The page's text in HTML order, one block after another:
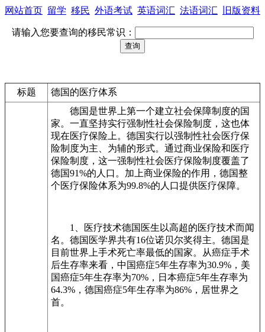
网站首页 留学 移民 外语考试 英语词汇 法语词汇 旧版资料
请输入您要查询的移民常识：
标题 德国的医疗体系
德国是世界上第一个建立社会保障制度的国
家。一直坚持实行强制性社会保险制度，这也体
现在医疗保险上。德国实行以强制性社会医疗保
险制度为主、为辅的形式。通过商业保险和医疗
保险制度，这一强制性社会医疗保险制度覆盖了
德国91%的人口。加上商业保险的作用，德国整
个医疗保险体系为99.8%的人口提供医疗保障。
1、医疗技术德国医生以高超的医疗技术而闻
名。德国医学界共有16位诺贝尔奖得主。德国是
目前世界上手术死亡率最低的国家。从癌症手术
后生存率来看，中国癌症5年生存率为30.9%，美
国癌症5年生存率为70%，日本癌症5年生存率为
64.3%，德国癌症5年生存率为86%，居世界之
首。